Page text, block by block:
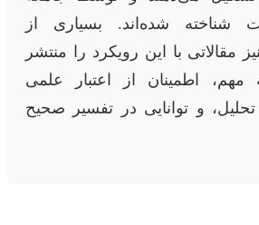
شناخته شده‌اند. بسیاری از
مقالاتی با این رویکرد را منتشر
مهم، اطمینان از اعتبار علمی
و توانایی در تفسیر صحیح